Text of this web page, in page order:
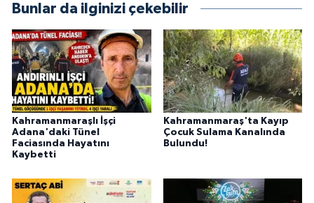
Bunlar da ilginizi çekebilir
Kahramanmaraşlı İşçi
Adana'daki Tünel
Faciasında Hayatını
Kaybetti
Kahramanmaraş'ta Kayıp
Çocuk Sulama Kanalında
Bulundu!